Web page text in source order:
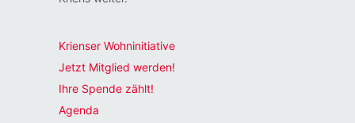
Krienser Wohninitiative
Jetzt Mitglied werden!
Ihre Spende zählt!
Agenda